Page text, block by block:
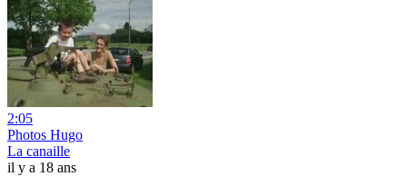
2:05
Photos Hugo
La canaille
il y a 18 ans